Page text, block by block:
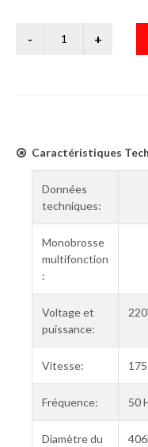
Caractéristiques
Données
techniques:
Monobrosse
multifonction
:
Voltage et
puissance:
Vitesse:
Fréquence: 50
Diamètre du